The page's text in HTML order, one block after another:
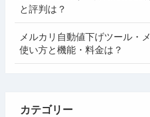
と評判は？
メルカリ自動値下げツール・
使い方と機能・料金は？
カテゴリー